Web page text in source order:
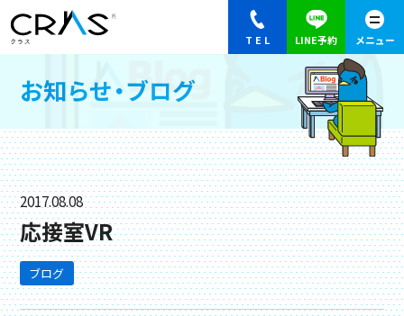
お知らせ・ブログ
2017.08.08
応接室VR
ブログ